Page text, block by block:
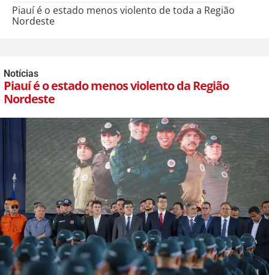
Piauí é o estado menos violento de toda a Região
Nordeste
Notícias
Piauí é o estado menos violento da Região
Nordeste